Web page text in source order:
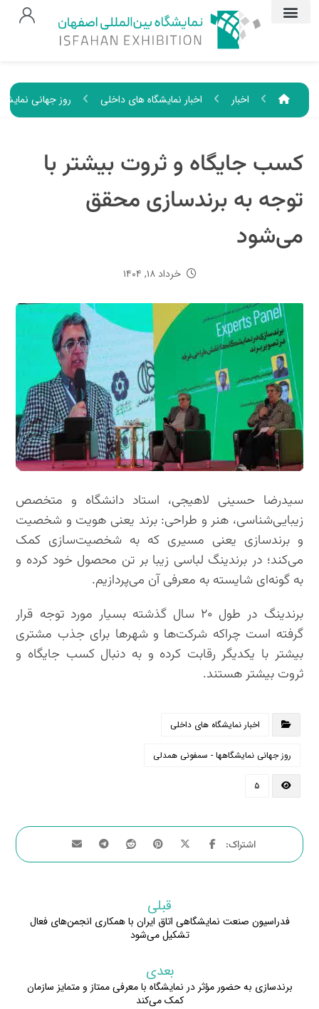
اخبار اخبار نمایشگاه های داخلی روز جهانی
کسب جایگاه و ثروت بیشتر با
توجه به برندسازی محقق
می‌شود
خرداد ۱۸, ۱۴۰۴
سیدرضا حسینی لاهیجی، استاد دانشگاه و متخصص
زیبایی‌شناسی، هنر و طراحی: برند یعنی هویت و شخصیت
و برندسازی یعنی مسیری که به شخصیت‌سازی کمک
می‌کند؛ در برندینگ لباسی زیبا بر تن محصول خود کرده و
به گونه‌ای شایسته به معرفی آن می‌پردازیم.
برندینگ در طول ۲۰ سال گذشته بسیار مورد توجه قرار
گرفته است چراکه شرکت‌ها و شهرها برای جذب مشتری
بیشتر با یکدیگر رقابت کرده و به دنبال کسب جایگاه و
ثروت بیشتر هستند.
اخبار نمایشگاه های داخلی
روز جهانی نمایشگاهها - سمفونی همدلی
۵
قبلی
فدراسیون صنعت نمایشگاهی اتاق ایران با همکاری انجمن‌های فعال
تشکیل می‌شود
بعدی
برندسازی به حضور مؤثر در نمایشگاه با معرفی ممتاز و متمایز سازمان
کمک می‌کند